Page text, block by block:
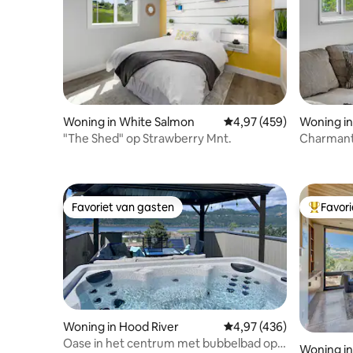
Woning in White Salmon Gemiddelde
4,97 (459)
"The Shed" op Strawberry Mnt.
Woning
Favoriet van gasten
Favoriet van gasten
Woning in Hood River Gemiddelde
4,97 (436)
Oase in het centrum met bubbelbad op
Woning